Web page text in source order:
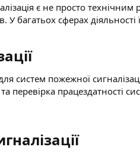
є не просто технічним
багатьох сферах
систем пожежної
перевірка